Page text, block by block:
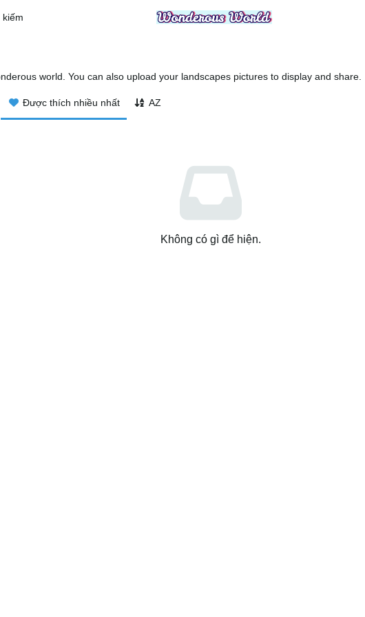
kiếm
world. You can also upload your landscapes pictures to display and share.
Được thích nhiều nhất AZ
Không có gì để hiện.